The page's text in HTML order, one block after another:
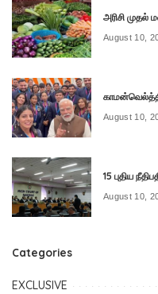
அரிசி முதல்
August 10,
August 10,
15 புதிய
August 10,
Categories
EXCLUSIVE